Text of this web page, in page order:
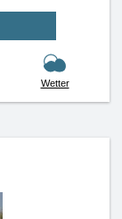
Wetter